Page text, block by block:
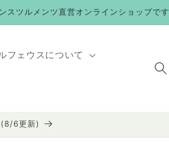
スツルメンツ直営オンラインショップです
フェウスについて
6更新)